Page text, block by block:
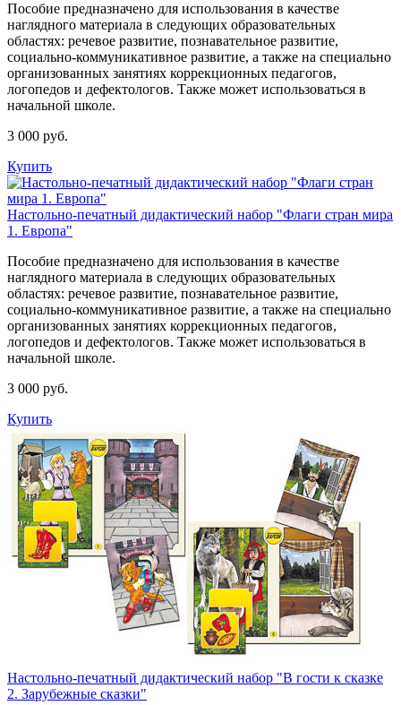
Пособие предназначено для использования в качестве
наглядного материала в следующих образовательных
областях: речевое развитие, познавательное развитие,
социально-коммуникативное развитие, а также на специально
организованных занятиях коррекционных педагогов,
логопедов и дефектологов. Также может использоваться в
начальной школе.
3 000 руб.
Купить
Настольно-печатный дидактический набор "Флаги стран мира
1. Европа"
Пособие предназначено для использования в качестве
наглядного материала в следующих образовательных
областях: речевое развитие, познавательное развитие,
социально-коммуникативное развитие, а также на специально
организованных занятиях коррекционных педагогов,
логопедов и дефектологов. Также может использоваться в
начальной школе.
3 000 руб.
Купить
Настольно-печатный дидактический набор "В гости к сказке
2. Зарубежные сказки"